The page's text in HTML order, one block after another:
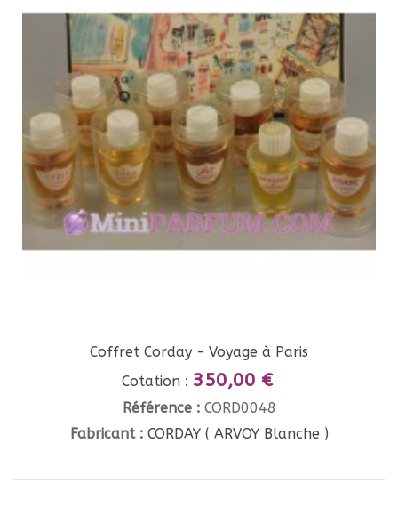
Coffret Corday - Voyage à Paris
Cotation : 350,00 €
Référence : CORD0048
Fabricant : CORDAY ( ARVOY Blanche )